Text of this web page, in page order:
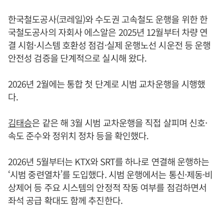
한국철도공사(코레일)와 수도권 고속철도 운행을 위한 한
국철도공사의 자회사 에스알은 2025년 12월부터 차량 연
결 시험·시스템 호환성 점검·실제 운행노선 시운전 등 운행
안전성 검증을 단계적으로 실시해 왔다.
2026년 2월에는 통합 첫 단계로 시범 교차운행을 시행했
다.
김태승은 같은 해 3월 시범 교차운행을 직접 살피며 신호·
속도 준수와 정위치 정차 등을 확인했다.
2026년 5월부터는 KTX와 SRT를 하나로 연결해 운행하는
‘시범 중련열차’를 도입했다. 시범 운행에서는 통신·제동·비
상제어 등 주요 시스템의 안정적 작동 여부를 점검하면서
좌석 공급 확대도 함께 추진한다.